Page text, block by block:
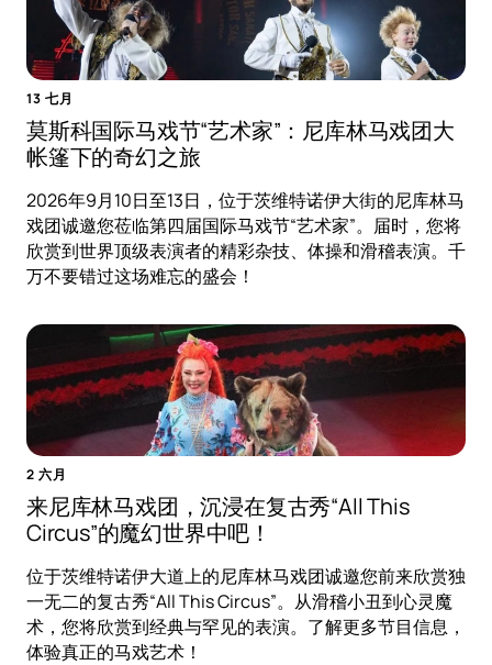
13 七月
莫斯科国际马戏节“艺术家”：尼库林马戏团大
帐篷下的奇幻之旅
2026年9月10日至13日，位于茨维特诺伊大街的尼库林马
戏团诚邀您莅临第四届国际马戏节“艺术家”。届时，您将
欣赏到世界顶级表演者的精彩杂技、体操和滑稽表演。千
万不要错过这场难忘的盛会！
2 六月
来尼库林马戏团，沉浸在复古秀“All This
Circus”的魔幻世界中吧！
位于茨维特诺伊大道上的尼库林马戏团诚邀您前来欣赏独
一无二的复古秀“All This Circus”。从滑稽小丑到心灵魔
术，您将欣赏到经典与罕见的表演。了解更多节目信息，
体验真正的马戏艺术！